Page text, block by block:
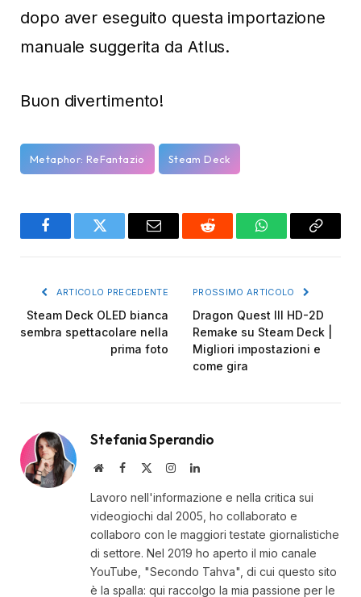
dopo aver eseguito questa importazione
manuale suggerita da Atlus.
Buon divertimento!
Metaphor: ReFantazio Steam Deck
FacebookTwitter Email Reddit WhatsAppCopy
ARTICOLO PRECEDENTE
Steam Deck OLED bianca
sembra spettacolare nella
prima foto
PROSSIMO ARTICOLO
Dragon Quest III HD-2D
Remake su Steam Deck |
Migliori impostazioni e
come gira
Stefania Sperandio
WebsiteFacebook InstagramLinkedIn
Lavoro nell'informazione e nella critica sui
videogiochi dal 2005, ho collaborato e
collaboro con le maggiori testate giornalistiche
di settore. Nel 2019 ho aperto il mio canale
YouTube, "Secondo Tahva", di cui questo sito
è la spalla: qui raccolgo la mia passione per le